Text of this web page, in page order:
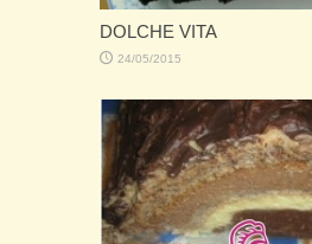
BRZA POSNA TORTA
22/12/2014